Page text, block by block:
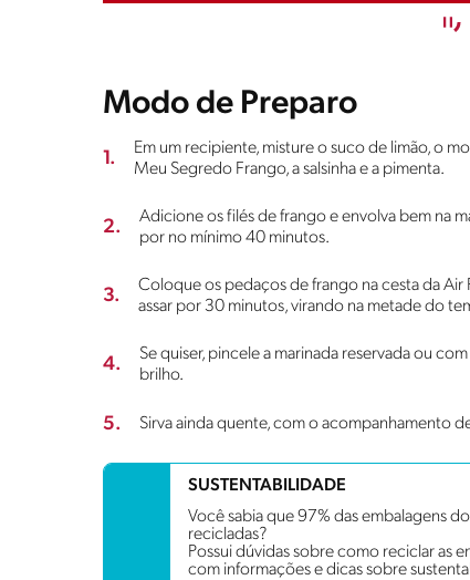
Modo de Preparo
1.
Em um recipiente, misture o suco de limão, o
Meu Segredo Frango, a salsinha e a pimenta.
2.
Adicione os filés de frango e envolva bem na
por no mínimo 40 minutos.
3.
Coloque os pedaços de frango na cesta da Air
assar por 30 minutos, virando na metade do
4.
Se quiser, pincele a marinada reservada ou
brilho.
5. Sirva ainda quente, com o acompanhamento
SUSTENTABILIDADE
Você sabia que 97% das embalagens
recicladas?
Possui dúvidas sobre como reciclar as
com informações e dicas sobre